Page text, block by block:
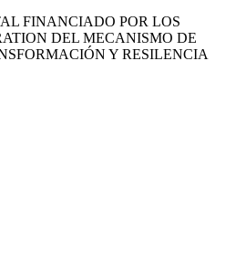
FINANCIADO POR LOS
DEL MECANISMO DE
Y RESILENCIA